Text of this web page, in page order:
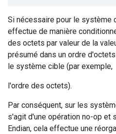
Si nécessaire pour le système
effectue de manière
des octets par valeur de la
présumé dans un ordre
le système cible (par exemple,
l'ordre des octets).
Par conséquent, sur les
s'agit d'une opération no-op
Endian, cela effectue une